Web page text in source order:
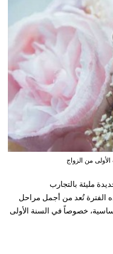
من الزواج
مليئة بالتجارب
الفترة تُعد من أجمل مراحل
خصوصاً في السنة الأولى